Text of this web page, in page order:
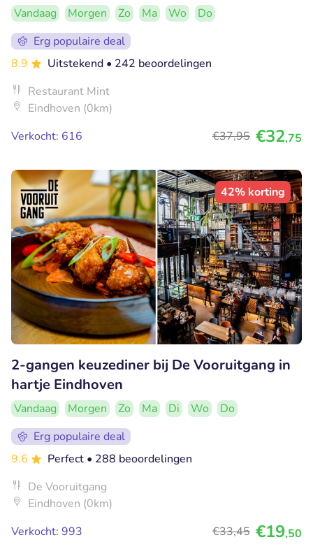
Vandaag Morgen Zo Ma Wo
Do
Erg populaire deal
8.9
Uitstekend • 242 beoordelingen
Restaurant Mint
Eindhoven (0km)
Verkocht: 616
€37,95 €32,75
42% korting
2-gangen keuzediner bij De Vooruitgang in
hartje Eindhoven
Vandaag Morgen Zo Ma Di Wo
Do
Erg populaire deal
9.6
Perfect • 288 beoordelingen
De Vooruitgang
Eindhoven (0km)
Verkocht: 993
€33,45 €19,50